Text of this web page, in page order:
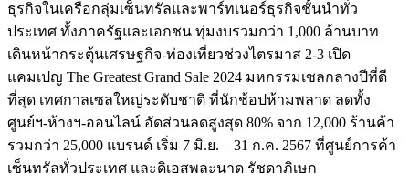
ธุรกิจในเครือกลุ่มเซ็นทรัลและพาร์ทเนอร์ธุรกิจชั้นนำทั่ว
ประเทศ ทั้งภาครัฐและเอกชน ทุ่มงบรวมกว่า 1,000 ล้านบาท
เดินหน้ากระตุ้นเศรษฐกิจ-ท่องเที่ยวช่วงไตรมาส 2-3 เปิด
แคมเปญ The Greatest Grand Sale 2024 มหกรรมเซลกลางปีที่ดี
ที่สุด เทศกาลเซลใหญ่ระดับชาติ ที่นักช้อปห้ามพลาด ลดทั้ง
ศูนย์ฯ-ห้างฯ-ออนไลน์ อัดส่วนลดสูงสุด 80% จาก 12,000 ร้านค้า
รวมกว่า 25,000 แบรนด์ เริ่ม 7 มิ.ย. – 31 ก.ค. 2567 ที่ศูนย์การค้า
เซ็นทรัลทั่วประเทศ และดิเอสพละนาด รัชดาภิเษก